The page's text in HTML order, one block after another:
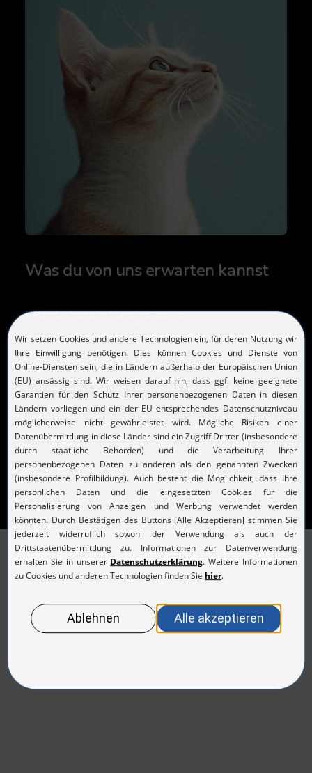
Was du von uns erwarten kannst
Bist du bereit für eine neue
Herausforderung? Den nächsten großen
Karriereschritt? Oder willst du einfach mal
sehen, was da draußen so für dich möglich
ist?
Zum Stellenmarkt